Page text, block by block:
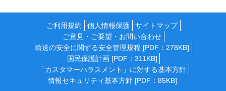
ご利用規約 個人情報保護
サイトマップ
ご意見・ご要望・お問い合わせ
輸送の安全に関する安全管理規程 [PDF：278KB]
国民保護計画 [PDF：311KB]
「カスタマーハラスメント」に対する基本方針
情報セキュリティ基本方針 [PDF：85KB]